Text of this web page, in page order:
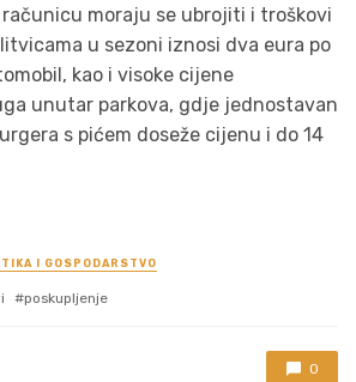
računicu moraju se ubrojiti i troškovi
u sezoni iznosi dva eura po
kao i visoke cijene
unutar parkova, gdje jednostavan
s pićem doseže cijenu i do 14
I GOSPODARSTVO
poskupljenje
0